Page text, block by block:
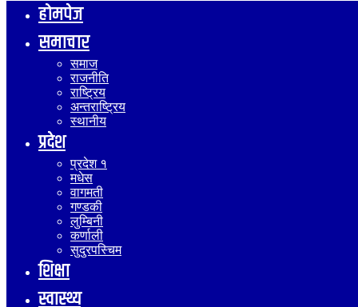
होमपेज
समाचार
समाज
राजनीति
राष्ट्रिय
अन्तराष्ट्रिय
स्थानीय
प्रदेश
प्रदेश १
मधेस
वागमती
गण्डकी
लुम्बिनी
कर्णाली
सुदुरपस्चिम
शिक्षा
स्वास्थ्य